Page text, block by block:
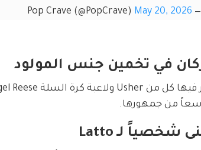
— Pop Crave (@PopCrave)
May 20, 2026
من جمهورها.